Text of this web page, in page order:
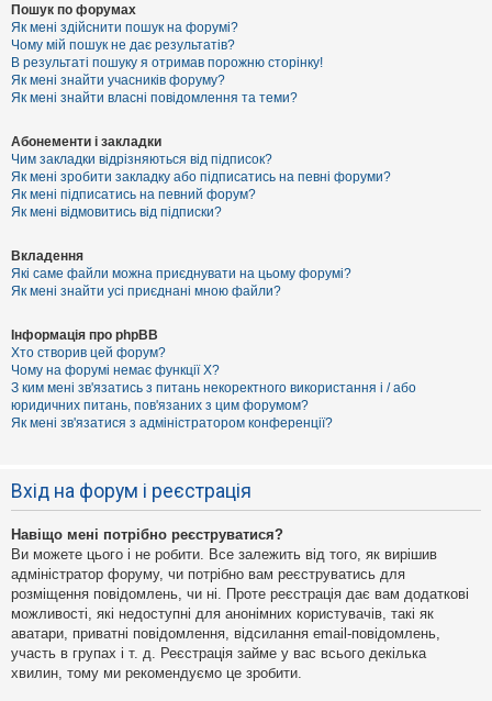
Пошук по форумах
Як мені здійснити пошук на форумі?
Чому мій пошук не дає результатів?
В результаті пошуку я отримав порожню сторінку!
Як мені знайти учасників форуму?
Як мені знайти власні повідомлення та теми?
Абонементи і закладки
Чим закладки відрізняються від підписок?
Як мені зробити закладку або підписатись на певні форуми?
Як мені підписатись на певний форум?
Як мені відмовитись від підписки?
Вкладення
Які саме файли можна приєднувати на цьому форумі?
Як мені знайти усі приєднані мною файли?
Інформація про phpBB
Хто створив цей форум?
Чому на форумі немає функції X?
З ким мені зв'язатись з питань некоректного використання і / або
юридичних питань, пов'язаних з цим форумом?
Як мені зв'язатися з адміністратором конференції?
Вхід на форум і реєстрація
Навіщо мені потрібно реєструватися?
Ви можете цього і не робити. Все залежить від того, як вирішив
адміністратор форуму, чи потрібно вам реєструватись для
розміщення повідомлень, чи ні. Проте реєстрація дає вам додаткові
можливості, які недоступні для анонімних користувачів, такі як
аватари, приватні повідомлення, відсилання email-повідомлень,
участь в групах і т. д. Реєстрація займе у вас всього декілька
хвилин, тому ми рекомендуємо це зробити.